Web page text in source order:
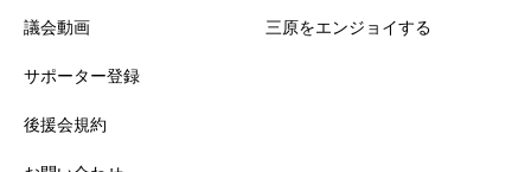
議会動画
サポーター登録
後援会規約
三原をエンジョイする